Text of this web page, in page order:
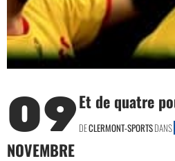
09
NOVEMBRE
Et de quatre
DECLERMONT-SPORTSDANS